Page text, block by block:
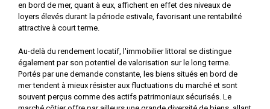
en bord de mer, quant à eux, affichent en effet des niveaux de
loyers élevés durant la période estivale, favorisant une rentabilité
attractive à court terme.
Au-delà du rendement locatif, l'immobilier littoral se distingue
également par son potentiel de valorisation sur le long terme.
Portés par une demande constante, les biens situés en bord de
mer tendent à mieux résister aux fluctuations du marché et sont
souvent perçus comme des actifs patrimoniaux sécurisés. Le